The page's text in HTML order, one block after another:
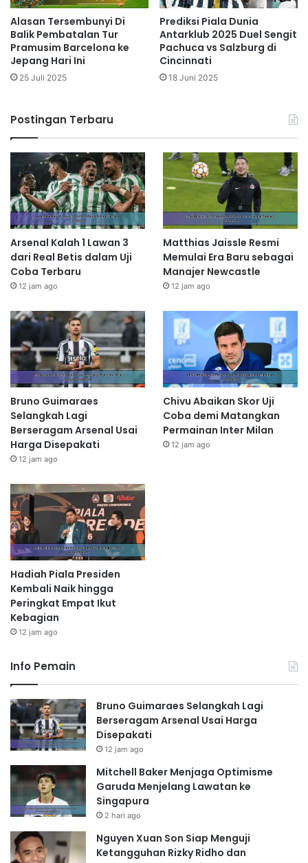
Alasan Tersembunyi Di
Balik Pembatalan Tur
Pramusim Barcelona ke
Jepang Hari Ini
25 Juli 2025
Prediksi Piala Dunia
Antarklub 2025 Duel Sengit
Pachuca vs Salzburg di
Cincinnati
18 Juni 2025
Postingan Terbaru
Arsenal Kalah 1 Lawan 3
dari Real Betis dalam Uji
Coba Terbaru
12 jam ago
Matthias Jaissle Resmi
Memulai Era Baru sebagai
Manajer Newcastle
12 jam ago
Bruno Guimaraes
Selangkah Lagi
Berseragam Arsenal Usai
Harga Disepakati
12 jam ago
Chivu Abaikan Skor Uji
Coba demi Matangkan
Permainan Inter Milan
12 jam ago
Hadiah Piala Presiden
Kembali Naik hingga
Peringkat Empat Ikut
Kebagian
12 jam ago
Info Pemain
Bruno Guimaraes Selangkah Lagi
Berseragam Arsenal Usai Harga
Disepakati
12 jam ago
Mitchell Baker Menjaga Optimisme
Garuda Menjelang Lawatan ke
Singapura
2 hari ago
Nguyen Xuan Son Siap Menguji
Ketangguhan Rizky Ridho dan